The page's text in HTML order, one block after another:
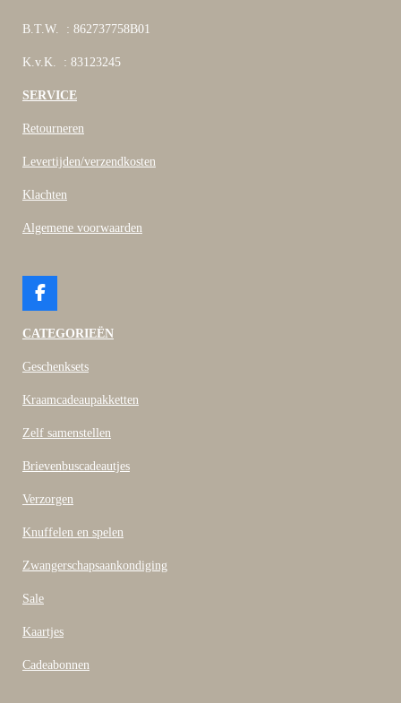
B.T.W. : 862737758B01
K.v.K. : 83123245
SERVICE
Retourneren
Levertijden/verzendkosten
Klachten
Algemene voorwaarden
F
c
b
o
CATEGORIEËN
Geschenksets
Kraamcadeaupakketten
Zelf samenstellen
Brievenbuscadeautjes
Verzorgen
Knuffelen en spelen
Zwangerschapsaankondiging
Sale
Kaartjes
Cadeabonnen